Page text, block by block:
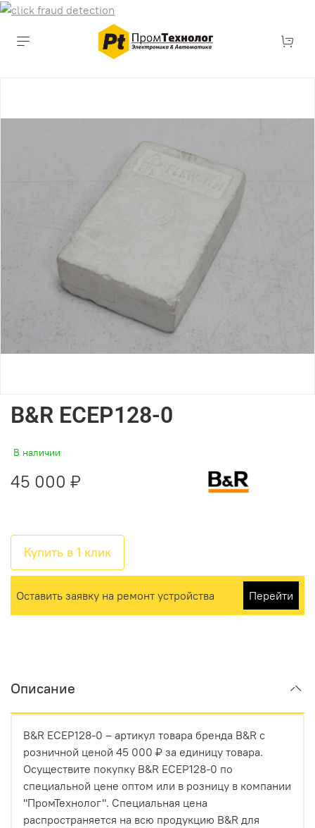
B&R ECEP128-0
В наличии
45 000 ₽
Купить в 1 клик
Оставить заявку на ремонт устройства Перейти
Описание
B&R ECEP128-0 – артикул товара бренда B&R с
розничной ценой 45 000 ₽ за единицу товара.
Осуществите покупку B&R ECEP128-0 по
специальной цене оптом или в розницу в компании
"ПромТехнолог". Специальная цена
распространяется на всю продукцию B&R для